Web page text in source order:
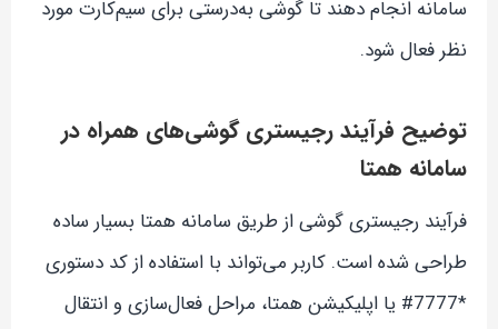
سامانه انجام دهند تا گوشی به‌درستی برای سیم‌کارت مورد
نظر فعال شود.
توضیح فرآیند رجیستری گوشی‌های همراه در
سامانه همتا
فرآیند رجیستری گوشی از طریق سامانه همتا بسیار ساده
طراحی شده است. کاربر می‌تواند با استفاده از کد دستوری
*7777# یا اپلیکیشن همتا، مراحل فعال‌سازی و انتقال